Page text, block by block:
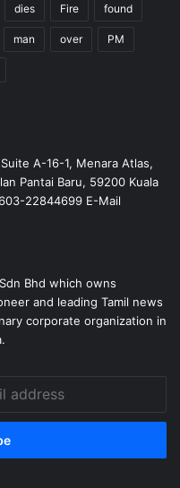
dies Fire found
man over PM
A-16-1, Menara Atlas,
Pantai Baru, 59200 Kuala
22844699 E-Mail
Bhd which owns
and leading Tamil news
corporate organization in